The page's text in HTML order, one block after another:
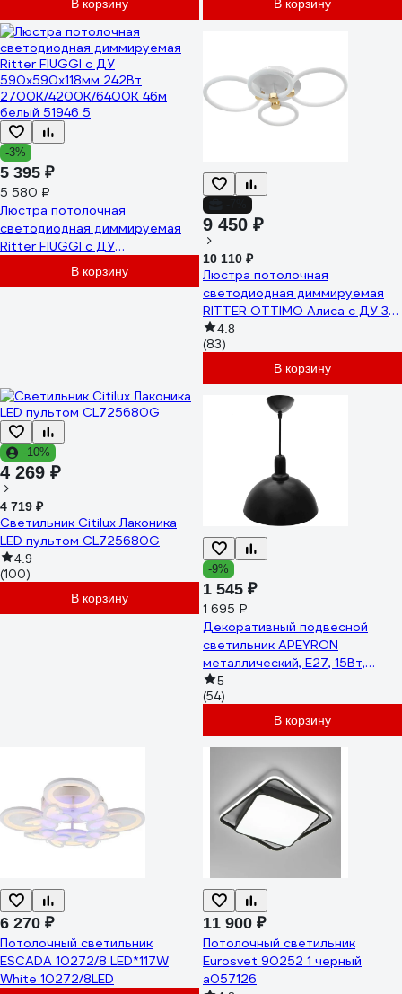
В корзину В корзину
-3%
5 395 ₽
5 580 ₽
Люстра потолочная
светодиодная диммируемая
Ritter FIUGGI с ДУ
590x590x118мм 242Вт
2700K/4200K/6400K 46м
В корзину
9 450 ₽
10 110 ₽
Люстра потолочная
светодиодная диммируемая
RITTER OTTIMO Алиса с ДУ 3
режима 615x415x130 100Вт
2700K+6400K/4200K/
45м белый/золото 51612 9
4.8
(83)
В корзину
-10%
4 269 ₽
4 719 ₽
Светильник Citilux Лаконика
LED пультом CL725680G
4.9
(100)
В корзину
-9%
1 545 ₽
1 695 ₽
Декоративный подвесной
светильник APEYRON
металлический, Е27, 15Вт,
220В, черный 12-103
5
(54)
В корзину
6 270 ₽
Потолочный светильник
ESCADA 10272/8 LED*117W
White 10272/8LED
11 900 ₽
Потолочный светильник
Eurosvet 90252 1 черный
a057126